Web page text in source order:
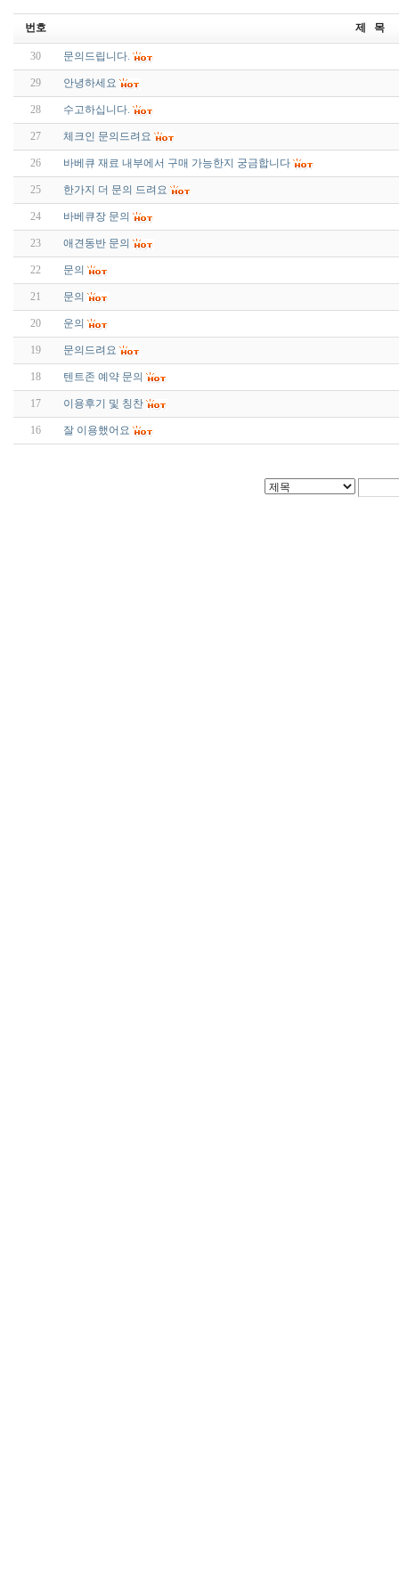
번호 제 목
30 문의드립니다.
29 안녕하세요
28 수고하십니다.
27 체크인 문의드려요
26 바베큐 재료 내부에서 구매 가능한지 궁금합니다
25 한가지 더 문의 드려요
24 바베큐장 문의
23 애견동반 문의
22 문의
21 문의
20 운의
19 문의드려요
18 텐트존 예약 문의
17 이용후기 및 칭찬
16 잘 이용했어요